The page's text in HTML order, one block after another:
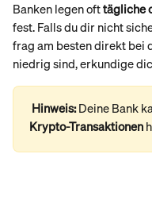
Banken legen oft tägliche
fest. Falls du dir nicht
frag am besten direkt bei
niedrig sind, erkundige
Hinweis: Deine Bank
Krypto-Transaktionen